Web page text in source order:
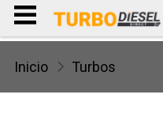
Inicio Turbos